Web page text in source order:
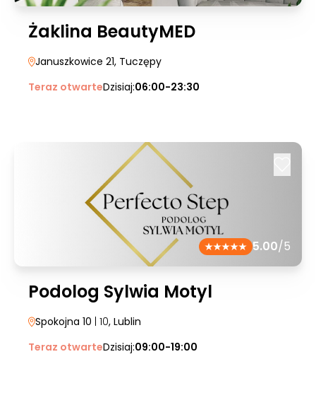
Żaklina BeautyMED
Januszkowice 21, Tuczępy
Teraz otwarteDzisiaj:06:00-23:30
5.00/5
Podolog Sylwia Motyl
Spokojna 10 | 10, Lublin
Teraz otwarteDzisiaj:09:00-19:00